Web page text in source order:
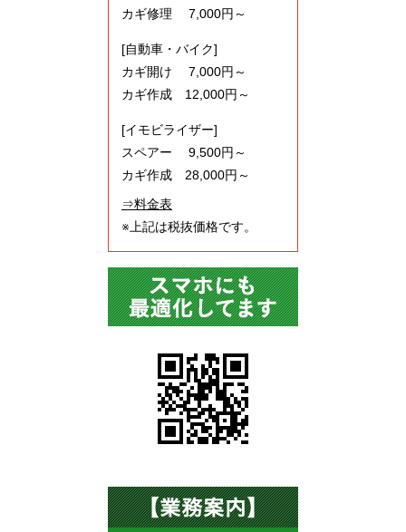
カギ修理 7,000円～
[自動車・バイク]
カギ開け 7,000円～
カギ作成 12,000円～
[イモビライザー]
スペアー 9,500円～
カギ作成 28,000円～
⇒料金表
※上記は税抜価格です。